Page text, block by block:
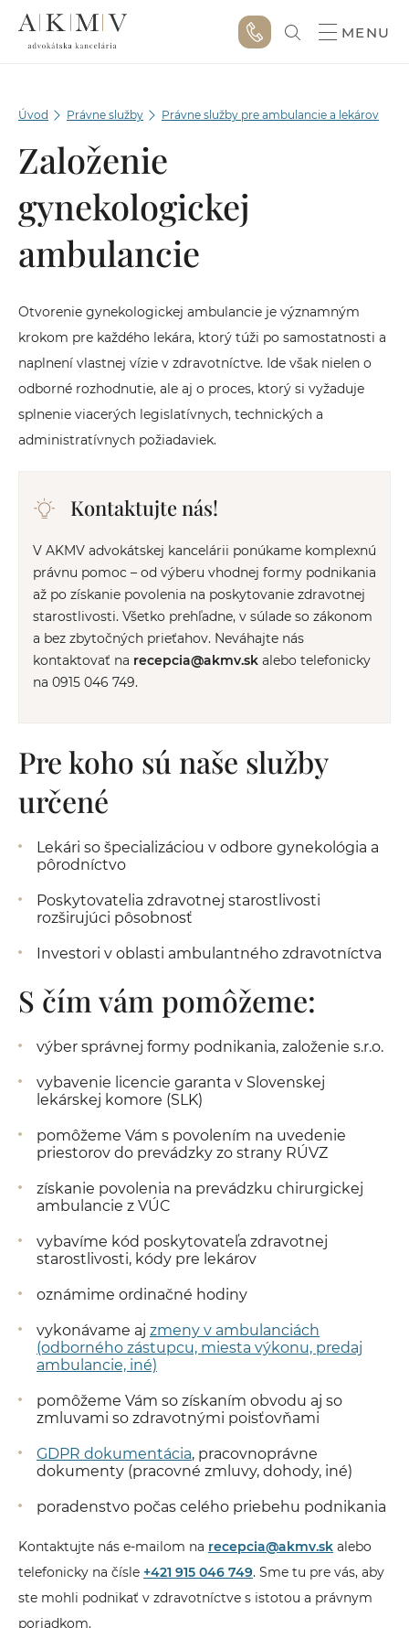
MENU
Úvod Právne služby Právne služby pre ambulancie a lekárov
Založenie
gynekologickej
ambulancie
Otvorenie gynekologickej ambulancie je významným
krokom pre každého lekára, ktorý túži po samostatnosti a
naplnení vlastnej vízie v zdravotníctve. Ide však nielen o
odborné rozhodnutie, ale aj o proces, ktorý si vyžaduje
splnenie viacerých legislatívnych, technických a
administratívnych požiadaviek.
Kontaktujte nás!
V AKMV advokátskej kancelárii ponúkame komplexnú
právnu pomoc – od výberu vhodnej formy podnikania
až po získanie povolenia na poskytovanie zdravotnej
starostlivosti. Všetko prehľadne, v súlade so zákonom
a bez zbytočných prieťahov. Neváhajte nás
kontaktovať na recepcia@akmv.sk alebo telefonicky
na 0915 046 749.
Pre koho sú naše služby
určené
Lekári so špecializáciou v odbore gynekológia a
pôrodníctvo
Poskytovatelia zdravotnej starostlivosti
rozširujúci pôsobnosť
Investori v oblasti ambulantného zdravotníctva
S čím vám pomôžeme:
výber správnej formy podnikania, založenie s.r.o.
vybavenie licencie garanta v Slovenskej
lekárskej komore (SLK)
pomôžeme Vám s povolením na uvedenie
priestorov do prevádzky zo strany RÚVZ
získanie povolenia na prevádzku chirurgickej
ambulancie z VÚC
vybavíme kód poskytovateľa zdravotnej
starostlivosti, kódy pre lekárov
oznámime ordinačné hodiny
vykonávame aj zmeny v ambulanciách
(odborného zástupcu, miesta výkonu, predaj
ambulancie, iné)
pomôžeme Vám so získaním obvodu aj so
zmluvami so zdravotnými poisťovňami
GDPR dokumentácia, pracovnoprávne
dokumenty (pracovné zmluvy, dohody, iné)
poradenstvo počas celého priebehu podnikania
Kontaktujte nás e-mailom na recepcia@akmv.sk alebo
telefonicky na čísle +421 915 046 749. Sme tu pre vás, aby
ste mohli podnikať v zdravotníctve s istotou a právnym
poriadkom.